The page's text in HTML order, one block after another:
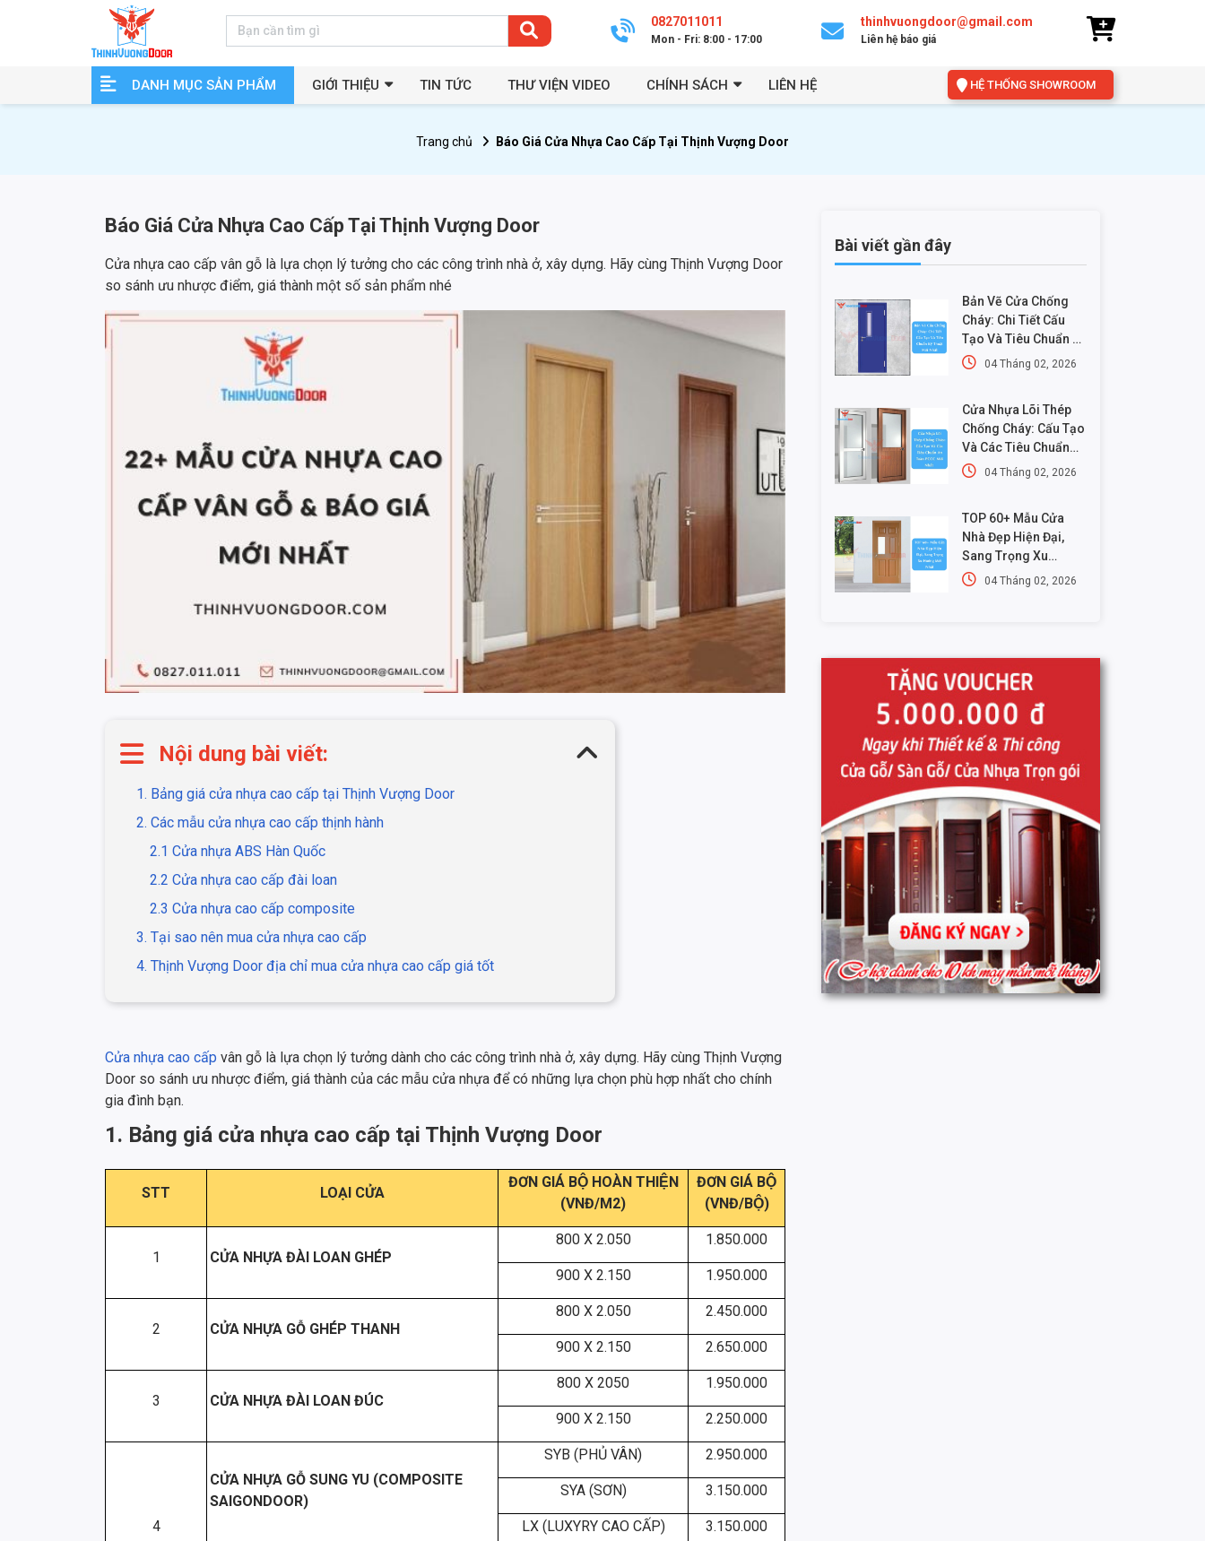
0827011011
Mon - Fri: 8:00 - 17:00
thinhvuongdoor@gmail.com
Liên hệ báo giá
DANH MỤC SẢN PHẨM GIỚI THIỆU TIN TỨC THƯ VIỆN VIDEO CHÍNH SÁCH LIÊN HỆ HỆ THỐNG SHOWROOM
Trang chủ Báo Giá Cửa Nhựa Cao Cấp Tại Thịnh Vượng Door
Báo Giá Cửa Nhựa Cao Cấp Tại Thịnh Vượng Door
Cửa nhựa cao cấp vân gỗ là lựa chọn lý tưởng cho các công trình nhà ở, xây dựng. Hãy cùng Thịnh Vượng Door
so sánh ưu nhược điểm, giá thành một số sản phẩm nhé
Nội dung bài viết:
1. Bảng giá cửa nhựa cao cấp tại Thịnh Vượng Door
2. Các mẫu cửa nhựa cao cấp thịnh hành
2.1 Cửa nhựa ABS Hàn Quốc
2.2 Cửa nhựa cao cấp đài loan
2.3 Cửa nhựa cao cấp composite
3. Tại sao nên mua cửa nhựa cao cấp
4. Thịnh Vượng Door địa chỉ mua cửa nhựa cao cấp giá tốt
Cửa nhựa cao cấp vân gỗ là lựa chọn lý tưởng dành cho các công trình nhà ở, xây dựng. Hãy cùng Thịnh Vượng
Door so sánh ưu nhược điểm, giá thành của các mẫu cửa nhựa để có những lựa chọn phù hợp nhất cho chính
gia đình bạn.
1. Bảng giá cửa nhựa cao cấp tại Thịnh Vượng Door
STT LOẠI CỬA
ĐƠN GIÁ BỘ HOÀN THIỆN
(VNĐ/M2)
ĐƠN GIÁ BỘ
(VNĐ/BỘ)
1 CỬA NHỰA ĐÀI LOAN GHÉP
800 X 2.050 1.850.000
900 X 2.150 1.950.000
2 CỬA NHỰA GỖ GHÉP THANH
800 X 2.050 2.450.000
900 X 2.150 2.650.000
3 CỬA NHỰA ĐÀI LOAN ĐÚC
800 X 2050 1.950.000
900 X 2.150 2.250.000
4
CỬA NHỰA GỖ SUNG YU (COMPOSITE
SAIGONDOOR)
SYB (PHỦ VÂN) 2.950.000
SYA (SƠN) 3.150.000
LX (LUXYRY CAO CẤP) 3.150.000
Bài viết gần đây
Bản Vẽ Cửa Chống
Cháy: Chi Tiết Cấu
Tạo Và Tiêu Chuẩn Kỹ
Thuật Mới Nhất
04 Tháng 02, 2026
Cửa Nhựa Lõi Thép
Chống Cháy: Cấu Tạo
Và Các Tiêu Chuẩn
An Toàn PCCC Mới
04 Tháng 02, 2026
TOP 60+ Mẫu Cửa
Nhà Đẹp Hiện Đại,
Sang Trọng Xu
Hướng Mới Nhất
04 Tháng 02, 2026